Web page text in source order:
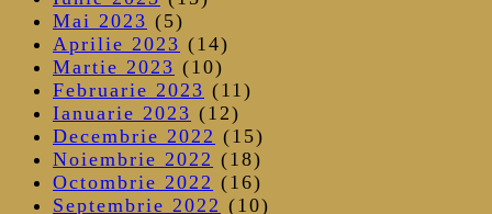
Mai 2023 (5)
Aprilie 2023 (14)
Martie 2023 (10)
Februarie 2023 (11)
Ianuarie 2023 (12)
Decembrie 2022 (15)
Noiembrie 2022 (18)
Octombrie 2022 (16)
Septembrie 2022 (10)